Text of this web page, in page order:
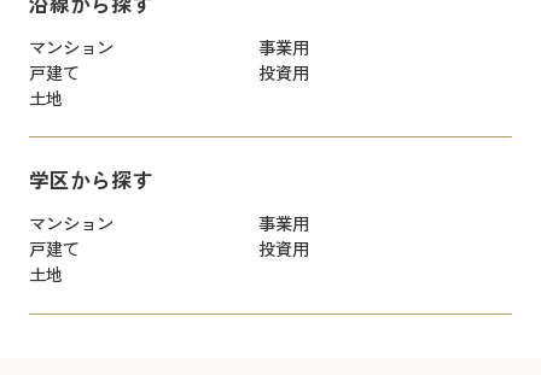
マンション
事業用
戸建て
投資用
土地
学区から探す
マンション
事業用
戸建て
投資用
土地